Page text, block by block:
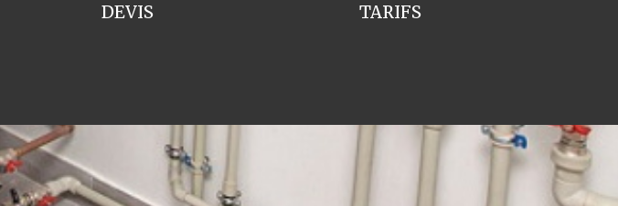
TARIFS
DEVIS